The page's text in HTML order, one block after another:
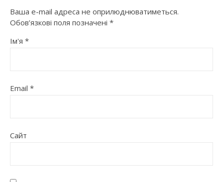
Ваша e-mail адреса не оприлюднюватиметься.
Обов’язкові поля позначені *
Ім'я *
Email *
Сайт